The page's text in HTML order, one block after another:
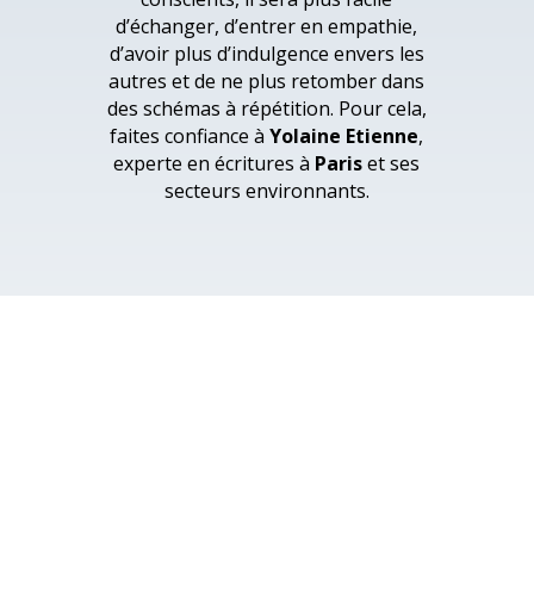
d’échanger, d’entrer en empathie,
d’avoir plus d’indulgence envers les
autres et de ne plus retomber dans
des schémas à répétition. Pour cela,
faites confiance àYolaine Etienne,
experte en écritures à Pariset ses
secteurs environnants.